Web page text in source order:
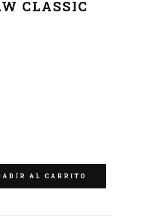
CLASSIC
AL CARRITO